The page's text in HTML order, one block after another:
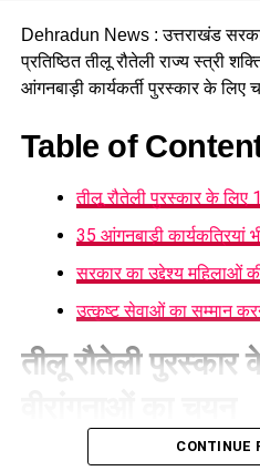
Dehradun News : उत्तराखंड
प्रतिष्ठित तीलू रौतेली राज्य स्त्री
आंगनबाड़ी कार्यकर्ती पुरस्कार के लिए
Table of
तीलू रौतेली पुरस्कार के लिए
35 आंगनबाड़ी कार्यकत्रियां
सरकार का उद्देश्य महिलाओं
उत्कृष्ट सेवाओं का सम्मान
तीलू रौतेली पुरस्कार
महिला सशक्तीकरण एवं बाल विकास
CONTINUE